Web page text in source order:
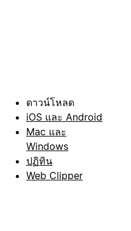
ดาวน์โหลด
iOS และ Android
Mac และ
Windows
ปฏิทิน
Web Clipper